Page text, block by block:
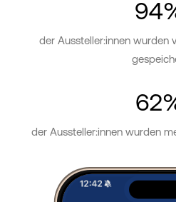
94
der Aussteller:innen wurden
62
der Aussteller:innen wurden